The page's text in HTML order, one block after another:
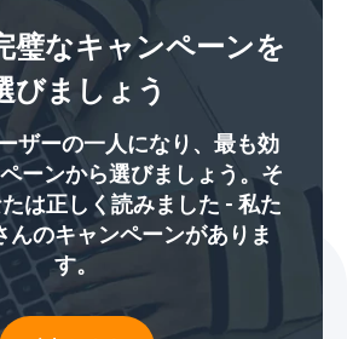
璧なキャンペーンを
びましょう
ザーの一人になり、最も効
ーンから選びましょう。そ
は正しく読みました - 私た
んのキャンペーンがありま
す。